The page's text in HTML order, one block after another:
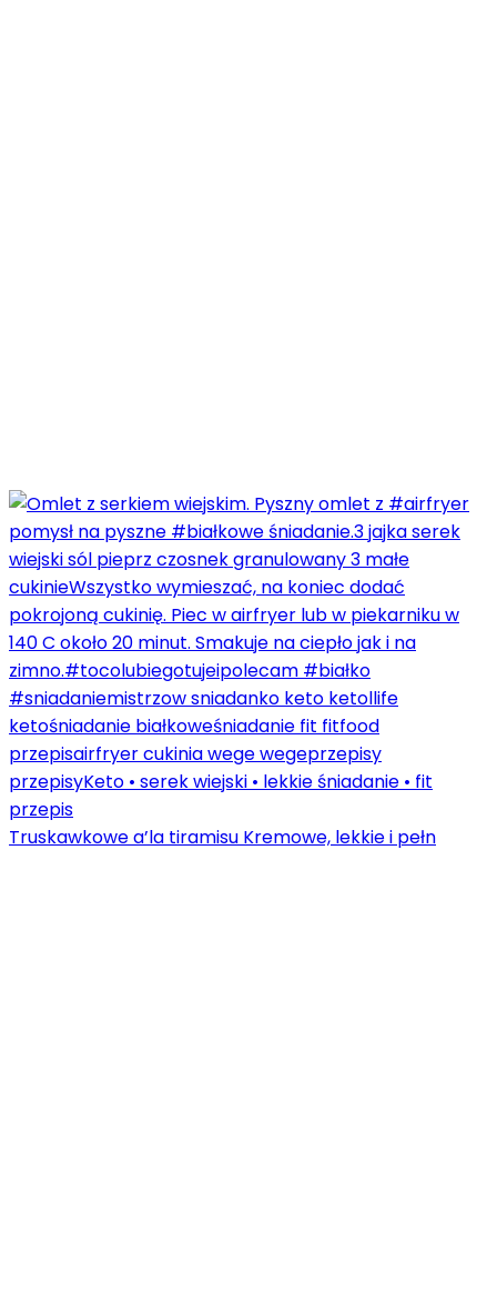
Truskawkowe a’la tiramisu Kremowe, lekkie i pełn